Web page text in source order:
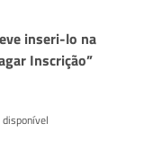
inseri-lo na
Inscrição”